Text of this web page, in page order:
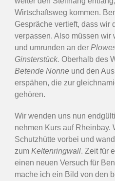
Wirtschaftsweg kommen.
Gespräche vertieft, dass wir
verpassen. Also müssen wir
und umrunden an der
Ginsterstück. Oberhalb des
Betende Nonne und den
erspähen, die zur
gehören.
Wir wenden uns nun
nehmen Kurs auf Rheinbay.
Schutzhütte vorbei und
zum Keltenringwall. Zeit für
einen neuen Versuch für
mache ich ein Bild von den